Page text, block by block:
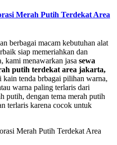
Merah Putih Terdekat Area
berbagai macam kebutuhan alat
siap memeriahkan dan
kami menawarkan jasa sewa
putih terdekat area jakarta,
kain tenda brbagai pilihan warna,
warna paling terlaris dari
putih, dengan tema merah putih
terlaris karena cocok untuk